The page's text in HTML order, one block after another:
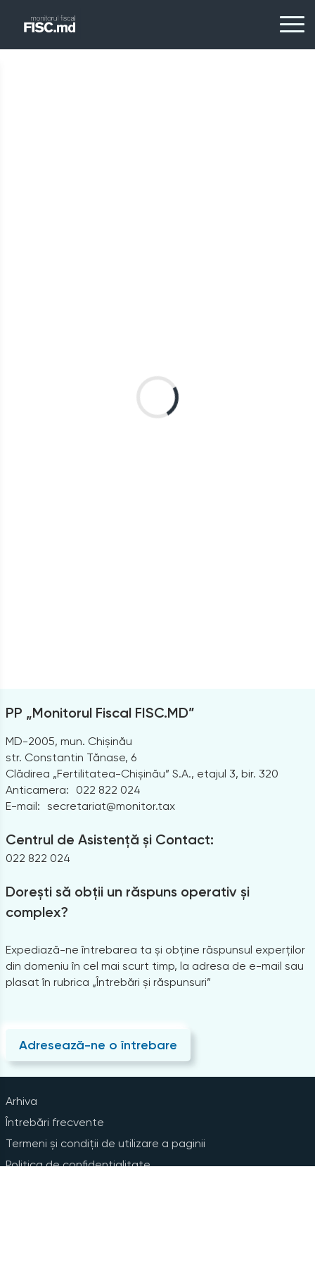
PP „Monitorul Fiscal FISC.MD”
MD-2005, mun. Chișinău
str. Constantin Tănase, 6
Clădirea „Fertilitatea-Chișinău” S.A., etajul 3, bir. 320
Anticamera:
022 822 024
E-mail: secretariat@monitor.tax
Centrul de Asistență și Contact:
022 822 024
Dorești să obții un răspuns operativ și
complex?
Expediază-ne întrebarea ta și obține răspunsul experților
din domeniu în cel mai scurt timp, la adresa de e-mail sau
plasat în rubrica „Întrebări și răspunsuri”
Adresează-ne o întrebare
Arhiva
Întrebări frecvente
Termeni și condiții de utilizare a paginii
Politica de confidențialitate